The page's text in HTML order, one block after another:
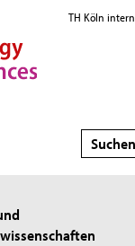
TH Köln intern
Suche
Suche